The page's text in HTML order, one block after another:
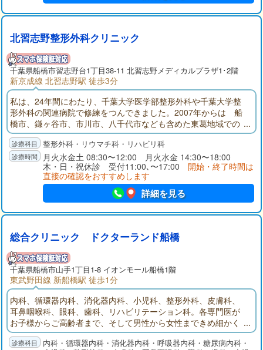
北習志野整形外科クリニック
千葉県船橋市習志野台1丁目38-11 北習志野メディカルプラザ1･2階
新京成線 北習志野駅 徒歩3分
私は、24年間にわたり、千葉大学医学部整形外科や千葉大学整
形外科の関連病院で修練をつんできました。2007年からは 船
橋市、鎌ヶ谷市、市川市、八千代市なども含めた東葛地域での
中核病院である船橋市医療センターにて、脊椎外科を専門とし
つつ、救急医療、外傷医療にも携わってきました。私たちクリ
ニックの理念である、”人のため 世のために”という気持ちを大
事にしながら、皆様に”きてよかった”と思っていただけるクリニ
ックを目指してまいります。どうぞお気軽に御来院ください。
整形外科・リウマチ科・リハビリ科
月火水金土 08:30〜12:00 月火水金 14:30〜18:00
木・日・祝休診 受付11:00､〜17:00 開始・終了時間は
直接の確認をおすすめします
詳細を見る
総合クリニック ドクターランド船橋
千葉県船橋市山手1丁目1-8 イオンモール船橋1階
東武野田線 新船橋駅 徒歩1分
内科、循環器内科、消化器内科、小児科、整形外科、皮膚科、
耳鼻咽喉科、眼科、歯科、リハビリテーション科。各専門医が
お子様からご高齢者まで、そして男性から女性まできめ細かく
丁寧で分かりやすい診療を行っています。また、健やかに人生
を過ごすために各種健康診断や人間ドックも行っています。年
内科・循環器内科・消化器内科・呼吸器内科・糖尿病内科・